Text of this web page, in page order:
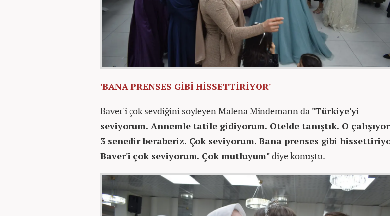
'BANA PRENSES GİBİ HİSSETTİRİYOR'
Baver'i çok sevdiğini söyleyen Malena Mindemann da "Türkiye'yi
seviyorum. Annemle tatile gidiyorum. Otelde tanıştık. O
3 senedir beraberiz. Çok seviyorum. Bana prenses gibi
Baver'i çok seviyorum. Çok mutluyum"diye konuştu.